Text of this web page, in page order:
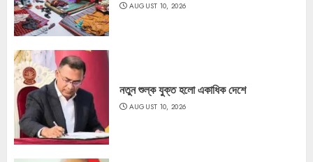
AUGUST 10, 2026
নতুন শুল্ক যুক্ত হলো একাধিক দেশে
AUGUST 10, 2026